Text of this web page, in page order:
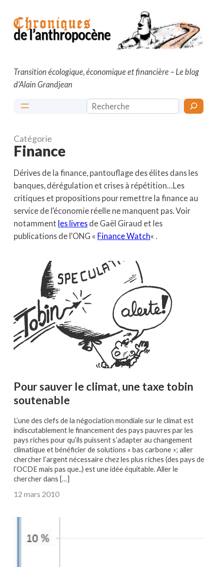
contenu
Transition écologique, économique et financière – Le blog
d’Alain Grandjean
Rechercher
Catégorie
Finance
Dérives de la finance, pantouflage des élites dans les
banques, dérégulation et crises à répétition…Les
critiques et propositions pour remettre la finance au
service de l’économie réelle ne manquent pas. Voir
notamment les livres de Gaël Giraud et les
publications de l’ONG « Finance Watch« .
Pour sauver le climat, une taxe tobin
soutenable
L’une des clefs de la négociation mondiale sur le climat est
indiscutablement le financement des pays pauvres par les
pays riches pour qu’ils puissent s’adapter au changement
climatique et bénéficier de solutions « bas carbone »; aller
chercher l’argent nécessaire chez les plus riches (des pays de
l’OCDE mais pas que..) est une idée équitable. Aller le
chercher dans […]
12 mars 2010